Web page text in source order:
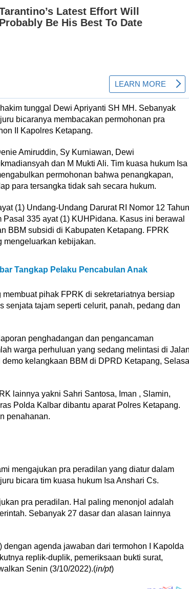
tunggal Dewi Apriyanti SH MH. Sebanyak
bicaranya membacakan permohonan pra
II Kapolres Ketapang.
Amiruddin, Sy Kurniawan, Dewi
dan M Mukti Ali. Tim kuasa hukum Isa
permohonan bahwa penangkapan,
para tersangka tidak sah secara hukum.
(1) Undang-Undang Darurat RI Nomor 12 Tahun
335 ayat (1) KUHPidana. Kasus ini berawal
BBM subsidi di Kabupaten Ketapang. FPRK
mengeluarkan kebijakan.
Tangkap Pelaku Pencabulan Anak
pihak FPRK di sekretariatnya bersiap
tajam seperti celurit, panah, pedang dan
penghadangan dan pengancaman
warga perhuluan yang sedang melintasi di
kelangkaan BBM di DPRD Ketapang, Selasa
lainnya yakni Sahri Santosa, Iman , Slamin,
Polda Kalbar dibantu aparat Polres Ketapang.
penahanan.
mengajukan pra peradilan yang diatur dalam
bicara tim kuasa hukum Isa Anshari Cs.
pra peradilan. Hal paling menonjol adalah
Sebanyak 27 dasar dan alasan lainnya
agenda jawaban dari termohon I Kapolda
replik-duplik, pemeriksaan bukti surat,
Senin (3/10/2022).(in/pt)